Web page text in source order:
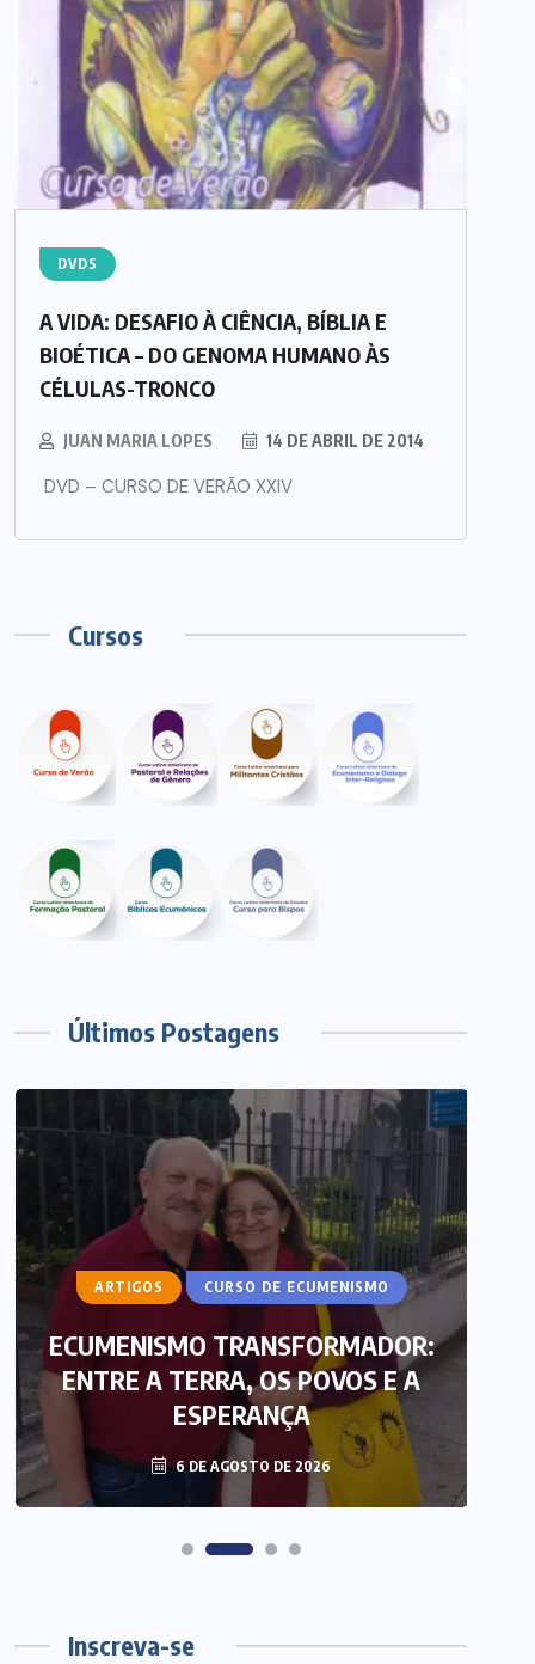
DVDS
A VIDA: DESAFIO À CIÊNCIA, BÍBLIA E
BIOÉTICA – DO GENOMA HUMANO ÀS
CÉLULAS-TRONCO
JUAN MARIA LOPES 14 DE ABRIL DE 2014
DVD – CURSO DE VERÃO XXIV
Cursos
Últimos Postagens
ARTIGOS CURSO DE ECUMENISMO
ECUMENISMO TRANSFORMADOR:
ENTRE A TERRA, OS POVOS E A
ESPERANÇA
6 DE AGOSTO DE 2026
Inscreva-se